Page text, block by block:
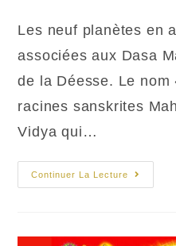
publication :
Les neuf planètes en
associées aux Dasa
de la Déesse. Le nom
racines sanskrites
Vidya qui…
Continuer La Lecture
En